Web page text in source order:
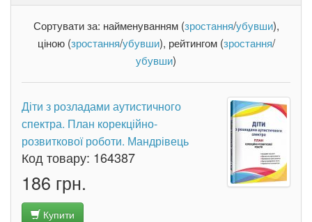
Сортувати за: найменуванням (зростання/убувши),
ціною (зростання/убувши), рейтингом (зростання/
убувши)
Діти з розладами аутистичного
спектра. План корекційно-
розвиткової роботи. Мандрівець
Код товару: 164387
186 грн.
Купити